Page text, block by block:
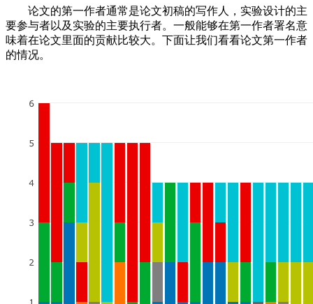
论文的第一作者通常是论文初稿的写作人，实验设计的主
要参与者以及实验的主要执行者。一般能够在第一作者署名意
味着在论文里面的贡献比较大。下面让我们看看论文第一作者
的情况。